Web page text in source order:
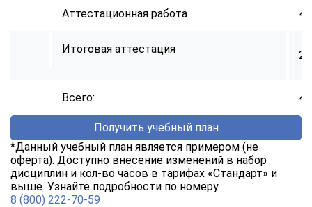
Аттестационная работа 40
Итоговая аттестация 2
Всего:
Получить учебный план
*Данный учебный план является примером (не
оферта). Доступно внесение изменений в набор
дисциплин и кол-во часов в тарифах «Стандарт» и
выше. Узнайте подробности по номеру
8 (800) 222-70-59
ChatApp
online